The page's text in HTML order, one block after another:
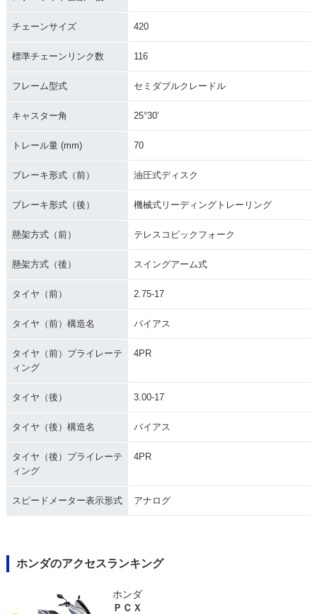
チェーンサイズ 420
標準チェーンリンク数 116
フレーム型式 セミダブルクレードル
キャスター角 25°30′
トレール量 (mm) 70
ブレーキ形式（前） 油圧式ディスク
ブレーキ形式（後） 機械式リーディングトレーリング
懸架方式（前） テレスコピックフォーク
懸架方式（後） スイングアーム式
タイヤ（前） 2.75-17
タイヤ（前）構造名 バイアス
タイヤ（前）プライレーテ
ィング
4PR
タイヤ（後） 3.00-17
タイヤ（後）構造名 バイアス
タイヤ（後）プライレーテ
ィング
4PR
スピードメーター表示形式 アナログ
ホンダのアクセスランキング
ホンダ
ＰＣＸ